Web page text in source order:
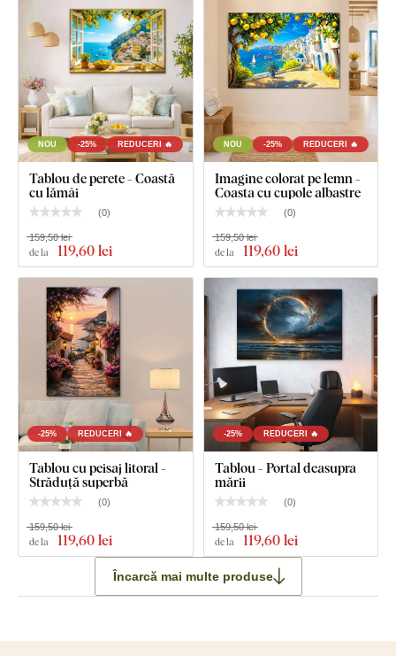
NOU -25% REDUCERI 🔥
Tablou de perete - Coastă
cu lămâi
(0)
de la 119,60 lei
159,50 lei
NOU -25% REDUCERI 🔥
Imagine colorat pe lemn -
Coasta cu cupole albastre
(0)
de la 119,60 lei
159,50 lei
-25% REDUCERI 🔥
Tablou cu peisaj litoral -
Străduță superbă
(0)
de la 119,60 lei
159,50 lei
-25% REDUCERI 🔥
Tablou - Portal deasupra
mării
(0)
de la 119,60 lei
159,50 lei
Încarcă mai multe produse